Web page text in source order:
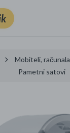
Mobiteli,
Pametni satovi